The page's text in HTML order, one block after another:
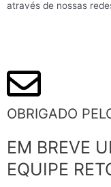
através de nossas
OBRIGADO
EM BREVE
EQUIPE